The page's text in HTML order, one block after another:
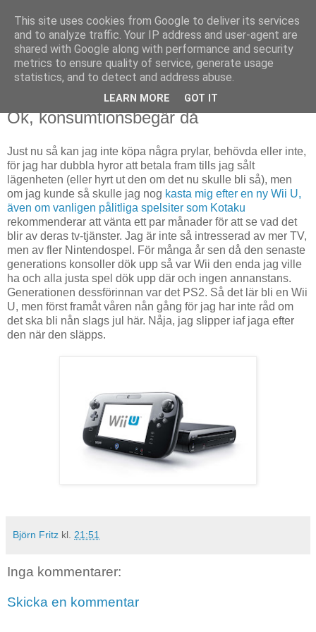
Björn Fritz
vad än som faller mig in
måndag, november 19, 2012
Ok, konsumtionsbegär då
Just nu så kan jag inte köpa några prylar, behövda eller inte,
för jag har dubbla hyror att betala fram tills jag sålt
lägenheten (eller hyrt ut den om det nu skulle bli så), men
om jag kunde så skulle jag nog kasta mig efter en ny Wii U,
även om vanligen pålitliga spelsiter som Kotaku
rekommenderar att vänta ett par månader för att se vad det
blir av deras tv-tjänster. Jag är inte så intresserad av mer TV,
men av fler Nintendospel. För många år sen då den senaste
generations konsoller dök upp så var Wii den enda jag ville
ha och alla justa spel dök upp där och ingen annanstans.
Generationen dessförinnan var det PS2. Så det lär bli en Wii
U, men först framåt våren nån gång för jag har inte råd om
det ska bli nån slags jul här. Nåja, jag slipper iaf jaga efter
den när den släpps.
Björn Fritz kl. 21:51
Inga kommentarer:
Skicka en kommentar
This site uses cookies from Google to deliver its services
and to analyze traffic. Your IP address and user-agent are
shared with Google along with performance and security
metrics to ensure quality of service, generate usage
statistics, and to detect and address abuse.
LEARN MORE GOT IT